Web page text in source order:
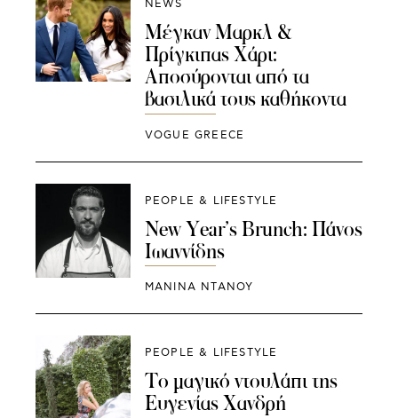
NEWS
Μέγκαν Μαρκλ &
Πρίγκιπας Χάρι:
Αποσύρονται από τα
βασιλικά τους καθήκοντα
VOGUE GREECE
PEOPLE & LIFESTYLE
New Year’s Brunch: Πάνος
Ιωαννίδης
ΜΑΝΊΝΑ ΝΤΆΝΟΥ
PEOPLE & LIFESTYLE
Το μαγικό ντουλάπι της
Ευγενίας Χανδρή